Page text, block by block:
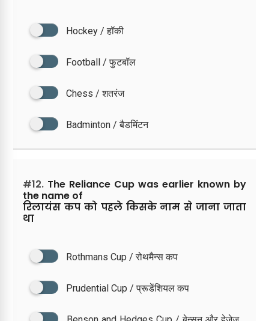
Hockey / हॉकी
Football / फुटबॉल
Chess / शतरंज
Badminton / बैडमिंटन
#12. The Reliance Cup was earlier known by
the name of
रिलायंस कप को पहले किसके नाम से जाना जाता
था
Rothmans Cup / रोथमैन्स कप
Prudential Cup / प्रूडेंशियल कप